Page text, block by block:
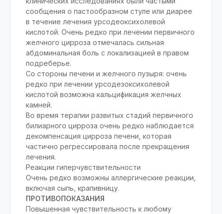
сообщения о пастообразном стуле или диарее
в течение лечения урсодеоксихолевой
кислотой. Очень редко при лечении первичного
желчного цирроза отмечалась сильная
абдоминальная боль с локализацией в правом
подреберье.
Со стороны печени и желчного пузыря: очень
редко при лечении урсодезоксихолевой
кислотой возможна кальцификация желчных
камней.
Во время терапии развитых стадий первичного
билиарного цирроза очень редко наблюдается
декомпенсация цирроза печени, которая
частично регрессировала после прекращения
лечения.
Реакции гиперчувствительности
Очень редко возможны аллергические реакции,
включая сыпь, крапивницу.
ПРОТИВОПОКАЗАНИЯ
Повышенная чувствительность к любому